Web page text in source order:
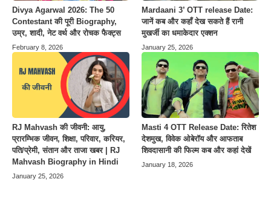
Divya Agarwal 2026: The 50
Contestant की पूरी Biography,
उम्र, शादी, नेट वर्थ और रोचक फैक्ट्स
February 8, 2026
Mardaani 3’ OTT release Date:
जानें कब और कहाँ देख सकते हैं रानी
मुखर्जी का धमाकेदार एक्शन
January 25, 2026
RJ Mahvash की जीवनी: आयु,
प्रारम्भिक जीवन, शिक्षा, परिवार, करियर,
पति/प्रेमी, संतान और ताजा खबर | RJ
Mahvash Biography in Hindi
January 25, 2026
Masti 4 OTT Release Date: रितेश
देशमुख, विवेक ओबेरॉय और आफताब
शिवदासानी की फिल्म कब और कहां देखें
January 18, 2026